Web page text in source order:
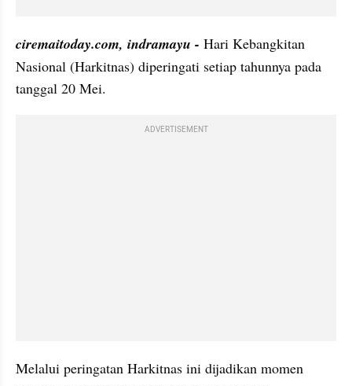
ciremaitoday.com, indramayu - Hari Kebangkitan
Nasional (Harkitnas) diperingati setiap tahunnya pada
tanggal 20 Mei.
ADVERTISEMENT
Melalui peringatan Harkitnas ini dijadikan momen